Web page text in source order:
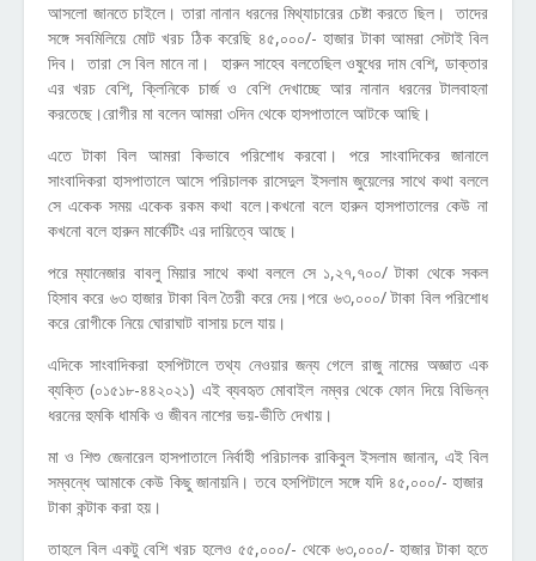
আসলো জানতে চাইলে। তারা নানান ধরনের মিথ্যাচারের চেষ্টা করতে ছিল। তাদের
সঙ্গে সবমিলিয়ে মোট খরচ ঠিক করেছি ৪৫,০০০/- হাজার টাকা আমরা সেটাই বিল
দিব। তারা সে বিল মানে না। হারুন সাহেব বলতেছিল ওষুধের দাম বেশি, ডাক্তার
এর খরচ বেশি, ক্লিনিকে চার্জ ও বেশি দেখাচ্ছে আর নানান ধরনের টালবাহনা
করতেছে।রোগীর মা বলেন আমরা ৩দিন থেকে হাসপাতালে আটকে আছি।
এতে টাকা বিল আমরা কিভাবে পরিশোধ করবো। পরে সাংবাদিকের জানালে
সাংবাদিকরা হাসপাতালে আসে পরিচালক রাসেদুল ইসলাম জুয়েলের সাথে কথা বললে
সে একেক সময় একেক রকম কথা বলে।কখনো বলে হারুন হাসপাতালের কেউ না
কখনো বলে হারুন মার্কেটিং এর দায়িত্বে আছে।
পরে ম্যানেজার বাবলু মিয়ার সাথে কথা বললে সে ১,২৭,৭০০/ টাকা থেকে সকল
হিসাব করে ৬৩ হাজার টাকা বিল তৈরী করে দেয়।পরে ৬৩,০০০/ টাকা বিল পরিশোধ
করে রোগীকে নিয়ে ঘোরাঘাট বাসায় চলে যায়।
এদিকে সাংবাদিকরা হসপিটালে তথ্য নেওয়ার জন্য গেলে রাজু নামের অজ্ঞাত এক
ব্যক্তি (০১৫১৮-৪৪২০২১) এই ব্যবহৃত মোবাইল নম্বর থেকে ফোন দিয়ে বিভিন্ন
ধরনের হুমকি ধামকি ও জীবন নাশের ভয়-ভীতি দেখায়।
মা ও শিশু জেনারেল হাসপাতালে নির্বাহী পরিচালক রাকিবুল ইসলাম জানান, এই বিল
সম্বন্ধে আমাকে কেউ কিছু জানায়নি। তবে হসপিটালে সঙ্গে যদি ৪৫,০০০/- হাজার
টাকা কন্টাক করা হয়।
তাহলে বিল একটু বেশি খরচ হলেও ৫৫,০০০/- থেকে ৬৩,০০০/- হাজার টাকা হতে